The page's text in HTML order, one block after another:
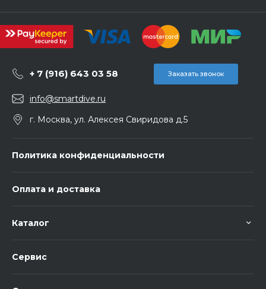
+ 7 (916) 643 03 58 Заказать звонок
info@smartdive.ru
г. Москва, ул. Алексея Свиридова д.5
Политика конфиденциальности
Оплата и доставка
Каталог
Сервис